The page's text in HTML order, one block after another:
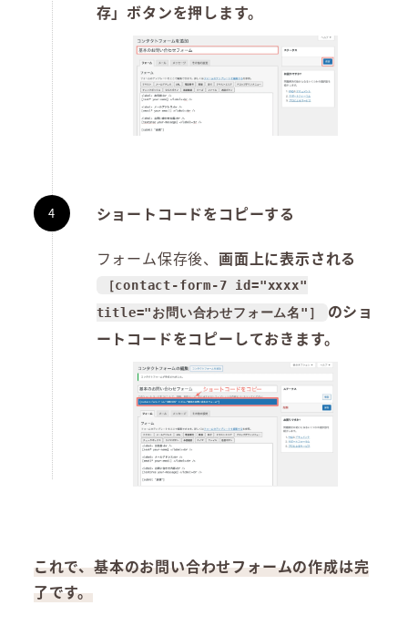
存」ボタンを押します。
ショートコードをコピーする
フォーム保存後、 画面上に表示される
［contact-form-7 id="xxxx"
title="お問い合わせフォーム名"］
のショ
ートコードをコピーしておきます。
これで、基本のお問い合わせフォームの作成は完
了です。